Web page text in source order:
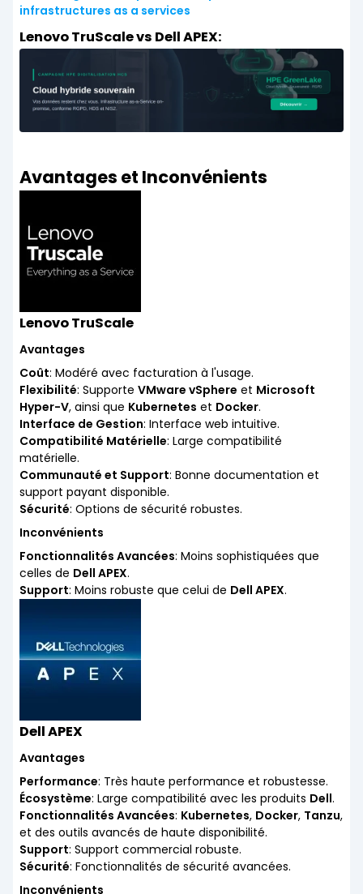
infrastructures as a services
Lenovo TruScale vs Dell APEX:
Avantages et Inconvénients
Lenovo TruScale
Avantages
Coût: Modéré avec facturation à l'usage.
Flexibilité: Supporte VMware vSphere et Microsoft
Hyper-V, ainsi que Kubernetes et Docker.
Interface de Gestion: Interface web intuitive.
Compatibilité Matérielle: Large compatibilité
matérielle.
Communauté et Support: Bonne documentation et
support payant disponible.
Sécurité: Options de sécurité robustes.
Inconvénients
Fonctionnalités Avancées: Moins sophistiquées que
celles de Dell APEX.
Support: Moins robuste que celui de Dell APEX.
Dell APEX
Avantages
Performance: Très haute performance et robustesse.
Écosystème: Large compatibilité avec les produits Dell.
Fonctionnalités Avancées: Kubernetes, Docker, Tanzu,
et des outils avancés de haute disponibilité.
Support: Support commercial robuste.
Sécurité: Fonctionnalités de sécurité avancées.
Inconvénients